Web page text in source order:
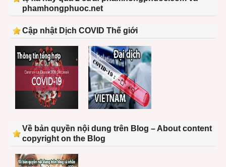
phamhongphuoc.net
Cập nhật Dịch COVID Thế giới
Về bản quyền nội dung trên Blog – About content
copyright on the Blog